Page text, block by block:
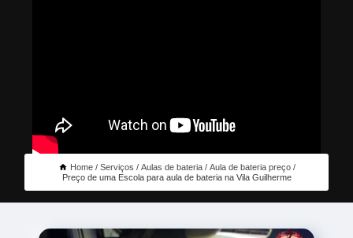
Home Serviços Aulas de bateria
Aula de bateria preço
Preço de uma Escola para aula de bateria na Vila Guilherme